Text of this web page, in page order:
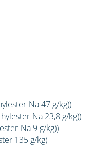
Na 47 g/kg))
Na 23,8 g/kg))
Na 9 g/kg))
135 g/kg)